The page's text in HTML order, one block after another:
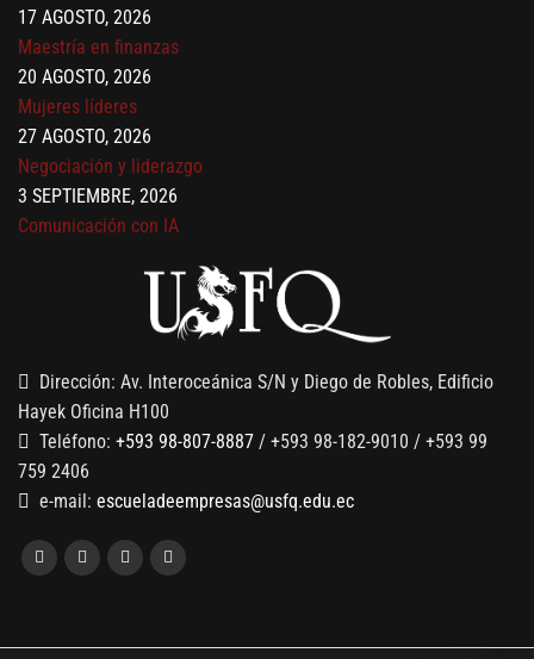
17 AGOSTO, 2026
Maestría en finanzas
20 AGOSTO, 2026
Mujeres líderes
27 AGOSTO, 2026
Negociación y liderazgo
3 SEPTIEMBRE, 2026
Comunicación con IA
Gobernanza de datos
13 AGOSTO, 2026
Finanzas para no financieros
Dirección: Av. Interoceánica S/N y Diego de Robles, Edificio
Hayek Oficina H100
Teléfono: +593 98-807-8887 / +593 98-182-9010 / +593 99
759 2406
e-mail: escueladeempresas@usfq.edu.ec